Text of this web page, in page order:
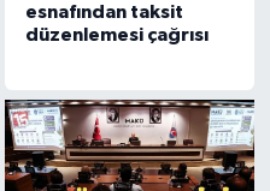
esnafından taksit
düzenlemesi çağrısı